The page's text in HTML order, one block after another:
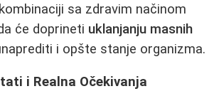
sa zdravim načinom
će doprineti uklanjanju masnih
i opšte stanje organizma.
i Realna Očekivanja